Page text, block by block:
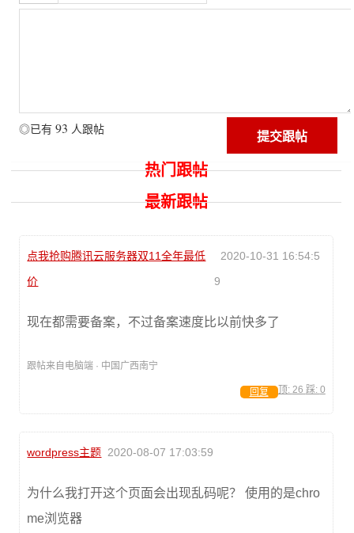
◎已有 93 人跟帖
热门跟帖
最新跟帖
点我抢购腾讯云服务器双11全年最低
价
2020-10-31 16:54:5
9
现在都需要备案，不过备案速度比以前快多了
跟帖来自电脑端 · 中国广西南宁
顶: 26 踩: 0
回复
wordpress主题 2020-08-07 17:03:59
为什么我打开这个页面会出现乱码呢？ 使用的是chro
me浏览器